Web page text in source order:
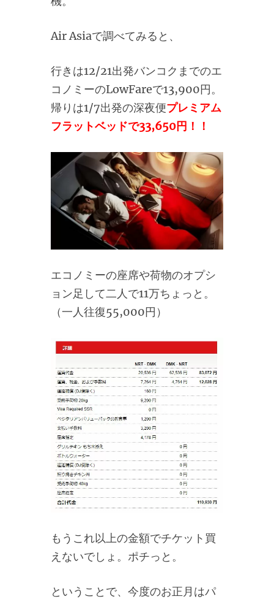
Air Asiaで調べてみると、
行きは12/21出発バンコクまでのエ
コノミーのLowFareで13,900円。
帰りは1/7出発の深夜便プレミアム
フラットベッドで33,650円！！
エコノミーの座席や荷物のオプシ
ョン足して二人で11万ちょっと。
（一人往復55,000円）
もうこれ以上の金額でチケット買
えないでしょ。ポチっと。
ということで、今度のお正月はパ